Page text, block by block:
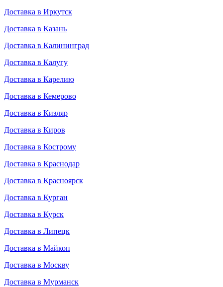
Доставка в Иркутск
Доставка в Казань
Доставка в Калининград
Доставка в Калугу
Доставка в Карелию
Доставка в Кемерово
Доставка в Кизляр
Доставка в Киров
Доставка в Кострому
Доставка в Краснодар
Доставка в Красноярск
Доставка в Курган
Доставка в Курск
Доставка в Липецк
Доставка в Майкоп
Доставка в Москву
Доставка в Мурманск